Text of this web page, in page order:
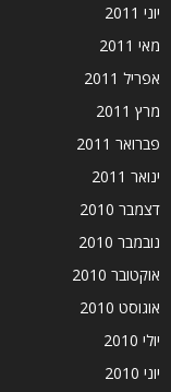
יוני 2011
מאי 2011
אפריל 2011
מרץ 2011
פברואר 2011
ינואר 2011
דצמבר 2010
נובמבר 2010
אוקטובר 2010
אוגוסט 2010
יולי 2010
יוני 2010